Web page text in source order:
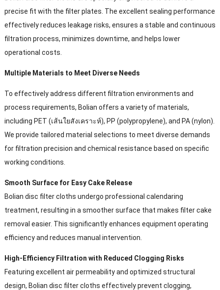
precise fit with the filter plates The excellent sealing performance
effectively reduces leakage risks, ensures a stable and continuous
filtration process, minimizes downtime, and helps lower
operational costs
Multiple Materials to Meet Diverse Needs
To effectively address different filtration environments and
process requirements, Bolian offers a variety of materials,
including PET (เส้นใยสังเคราะห์), PP (polypropylene), and PA(nylon).
We provide tailored material selections to meet diverse demands
for filtration precision and chemical resistance based on specific
working conditions
Smooth Surface for Easy Cake Release
Bolian disc filter cloths undergo professional calendaring
treatment, resulting in a smoother surface that makes filter cake
removal easier. This significantly enhances equipment operating
efficiency and reduces manual intervention
High-Efficiency Filtration with Reduced Clogging Risks
Featuring excellent air permeability and optimized structural
design, Bolian disc filter cloths effectively prevent clogging,